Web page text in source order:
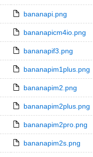
bananapi.png
bananapicm4io.png
bananapif3.png
bananapim1plus.png
bananapim2.png
bananapim2plus.png
bananapim2pro.png
bananapim2s.png